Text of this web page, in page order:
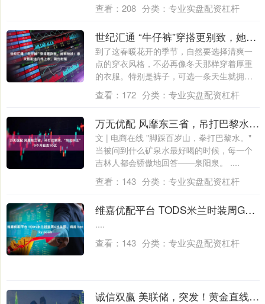
查看： 208 分类： 专业实盘配资杠杆
世纪汇通 “牛仔裤”穿搭更别致，她有绝技！春天搭配这几件上衣，简约时髦
到了这春暖花开的季节，自然要选择清爽一
点的穿衣风格，不必再像冬天那样穿着厚重
的衣服。特别是裤子，可选一条天生就拥有
时尚元....
查看： 172 分类： 专业实盘配资杠杆
万无优配 风靡东三省，吊打巴黎水, “东北水王”9个月狂卖10亿
文 | 电商在线 "脚踩百岁山，拳打巴黎水。"
当被问到什么矿泉水最好喝的时候，每一个
吉林人都会骄傲地回答——泉阳泉。 ....
查看： 143 分类： 专业实盘配资杠杆
维嘉优配平台 TODS米兰时装周G社生图。肖战 becky pooh
....
查看： 143 分类： 专业实盘配资杠杆
诚信双赢 美联储，突发！黄金直线爆发！美股突变，中概股重挫！